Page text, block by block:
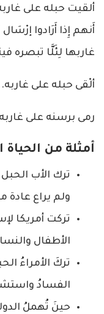
ألقيت حبله على
أَنهم إِذا أَرَادوا
غاربها لِئَلَّا تبصره
ألْقى حبله على غاربه.
رمى برسنه على
أمثلة من
ترك الأب
ولم يراع
تركت أمريكا
الأطفال
تركَ الأمراءُ
الفسادُ
حينَ تُهملُ